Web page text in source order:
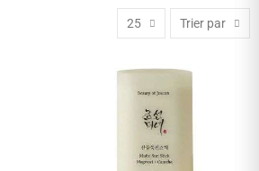
25 Trier par